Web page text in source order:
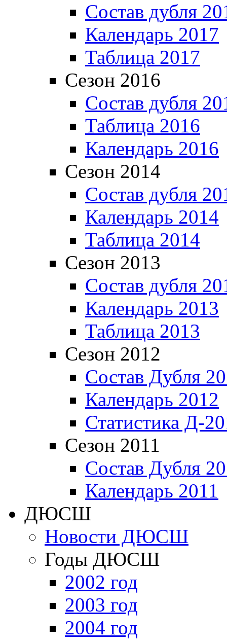
Состав дубля
Календарь 2017
Таблица 2017
Сезон 2016
Состав дубля
Таблица 2016
Календарь 2016
Сезон 2014
Состав дубля
Календарь 2014
Таблица 2014
Сезон 2013
Состав дубля
Календарь 2013
Таблица 2013
Сезон 2012
Состав Дубля
Календарь 2012
Статистика Д-
Сезон 2011
Состав Дубля
Календарь 2011
ДЮСШ
Новости ДЮСШ
Годы ДЮСШ
2002 год
2003 год
2004 год